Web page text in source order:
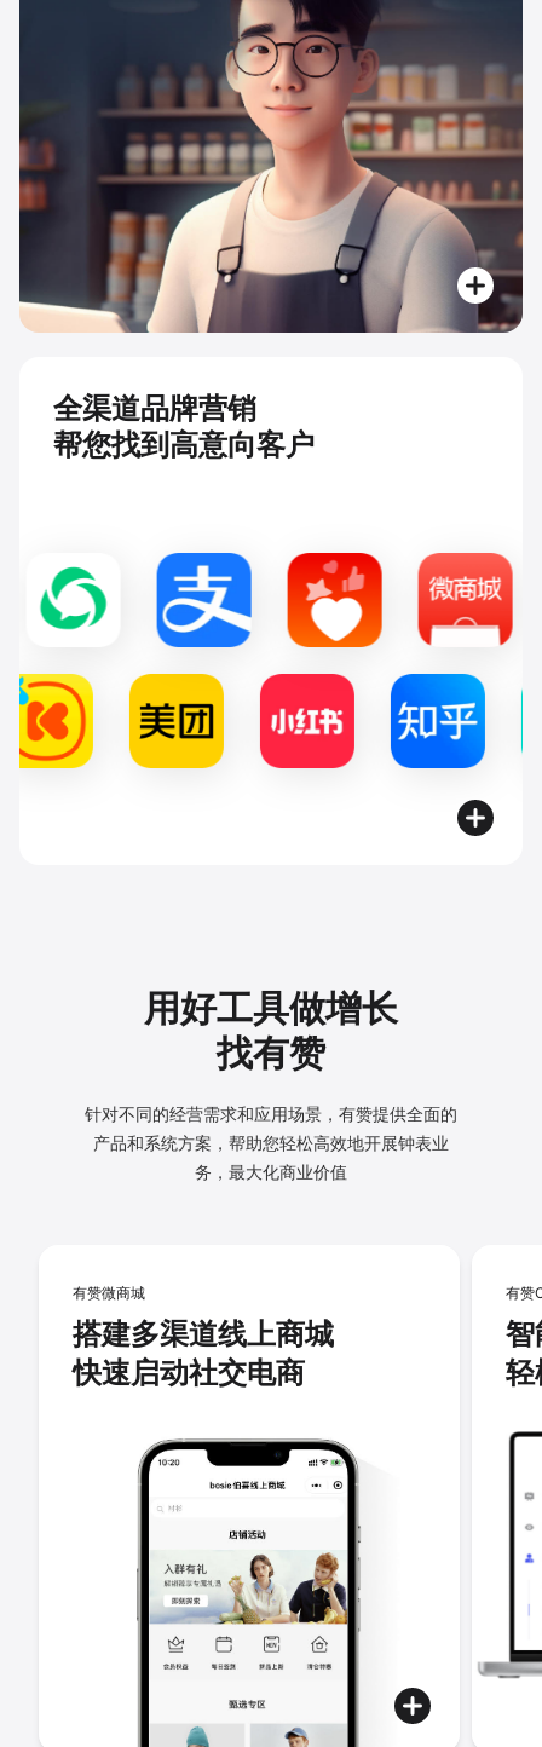
全渠道品牌营销
帮您找到高意向客户
用好工具做增长
找有赞
针对不同的经营需求和应用场景，有赞提供全面的
产品和系统方案， 帮助您轻松高效地开展钟表业
务，最大化商业价值
有赞微商城
搭建多渠道线上商城
快速启动社交电商
有赞
智
轻